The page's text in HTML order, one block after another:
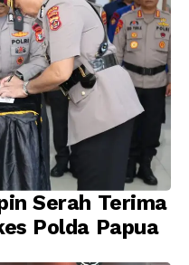
Serah Terima
Polda Papua